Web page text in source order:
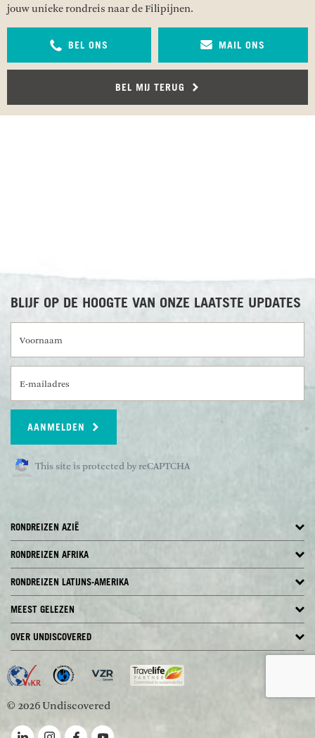
jouw unieke rondreis naar de Filipijnen.
BEL ONS MAIL ONS
BEL MIJ TERUG
BLIJF OP DE HOOGTE VAN ONZE LAATSTE UPDATES
AANMELDEN
This site is protected by reCAPTCHA
RONDREIZEN AZIË
RONDREIZEN AFRIKA
RONDREIZEN LATIJNS-AMERIKA
MEEST GELEZEN
OVER UNDISCOVERED
© 2026 Undiscovered